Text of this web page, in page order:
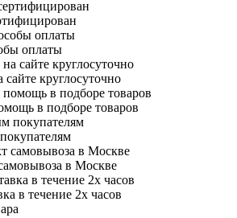
оплаты
круглосуточно
в подборе товаров
в Москве
в течение 2х часов